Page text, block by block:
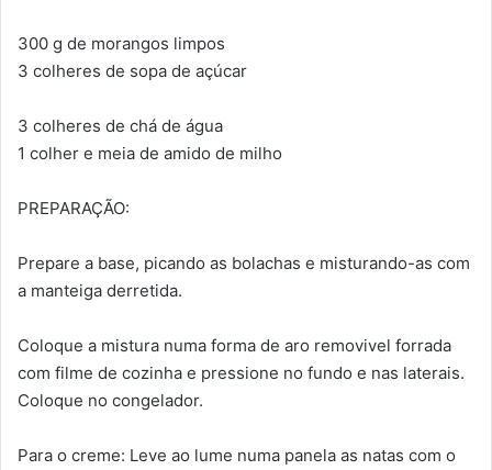
300 g de morangos limpos
3 colheres de sopa de açúcar
3 colheres de chá de água
1 colher e meia de amido de milho
PREPARAÇÃO:
Prepare a base, picando as bolachas e misturando-as com
a manteiga derretida.
Coloque a mistura numa forma de aro removivel forrada
com filme de cozinha e pressione no fundo e nas laterais.
Coloque no congelador.
Para o creme: Leve ao lume numa panela as natas com o